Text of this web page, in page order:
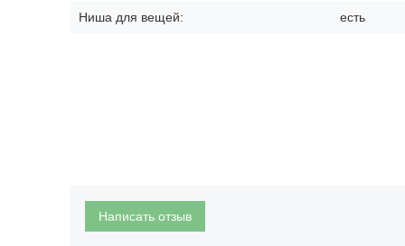
Ниша для вещей: есть
Написать отзыв